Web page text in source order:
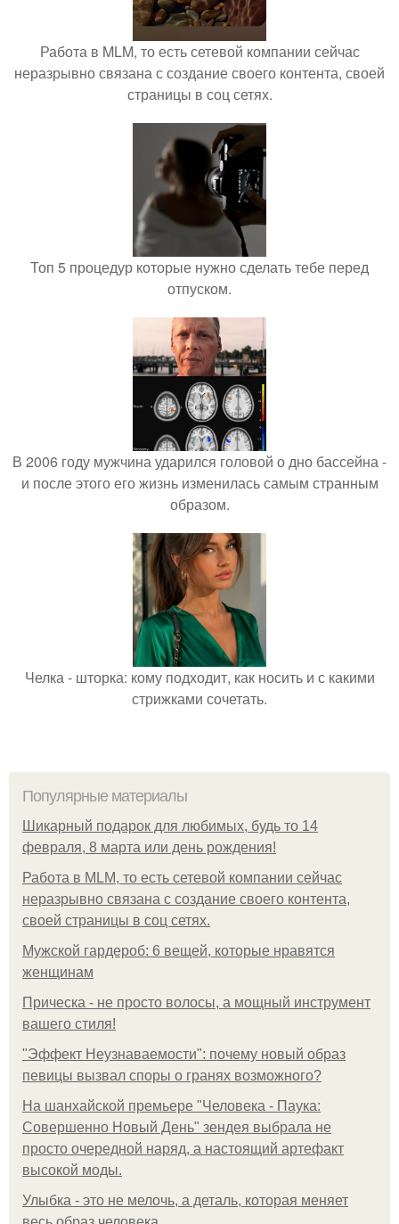
Работа в MLM, то есть сетевой компании сейчас
неразрывно связана с создание своего контента, своей
страницы в соц сетях.
Топ 5 процедур которые нужно сделать тебе перед
отпуском.
В 2006 году мужчина ударился головой о дно бассейна -
и после этого его жизнь изменилась самым странным
образом.
Челка - шторка: кому подходит, как носить и с какими
стрижками сочетать.
Популярные материалы
Шикарный подарок для любимых, будь то 14
февраля, 8 марта или день рождения!
Работа в MLM, то есть сетевой компании сейчас
неразрывно связана с создание своего контента,
своей страницы в соц сетях.
Мужской гардероб: 6 вещей, которые нравятся
женщинам
Прическа - не просто волосы, а мощный инструмент
вашего стиля!
"Эффект Неузнаваемости": почему новый образ
певицы вызвал споры о гранях возможного?
На шанхайской премьере "Человека - Паука:
Совершенно Новый День" зендея выбрала не
просто очередной наряд, а настоящий артефакт
высокой моды.
Улыбка - это не мелочь, а деталь, которая меняет